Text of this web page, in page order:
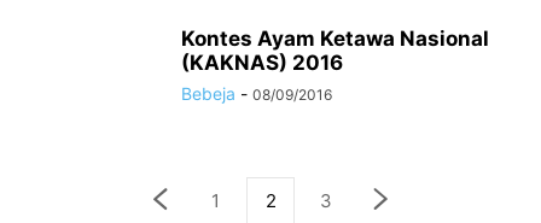
Kontes Ayam Ketawa Nasional
(KAKNAS) 2016
Bebeja - 08/09/2016
1 2 3